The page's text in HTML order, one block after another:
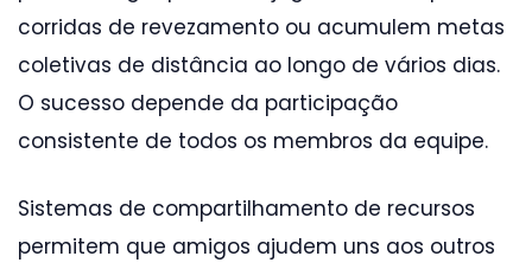
corridas de revezamento ou acumulem metas
coletivas de distância ao longo de vários dias.
O sucesso depende da participação
consistente de todos os membros da equipe.
Sistemas de compartilhamento de recursos
permitem que amigos ajudem uns aos outros